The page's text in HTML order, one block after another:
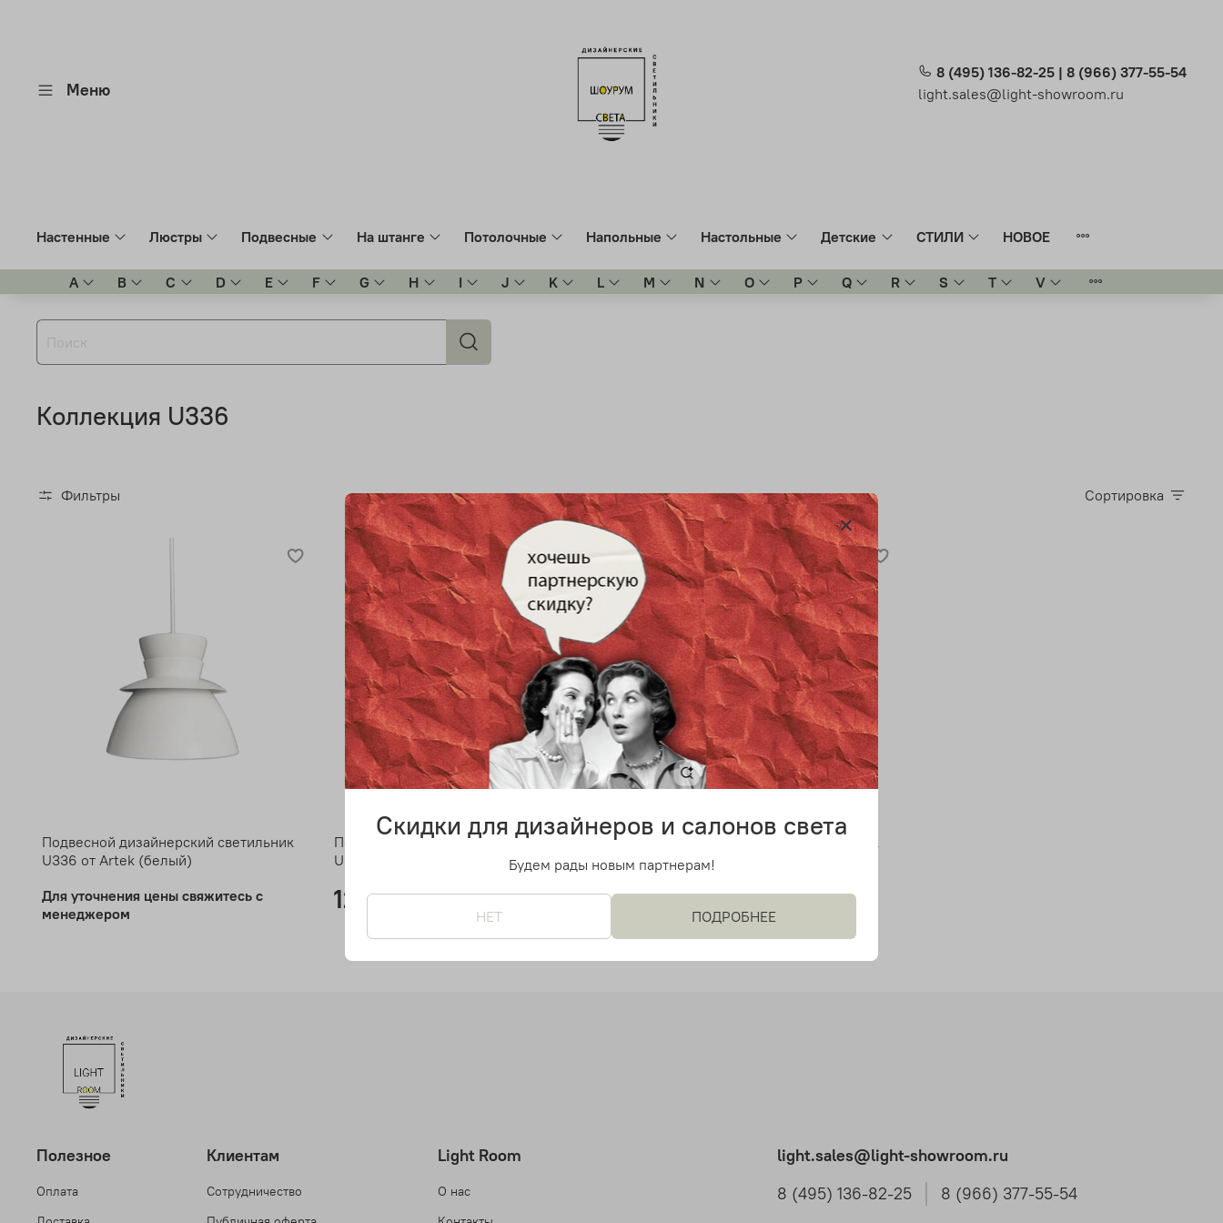
Меню
8 (495) 136-82-25 | 8 (966) 377-55-54
light.sales@light-showroom.ru
Настенные Люстры Подвесные На штанге Потолочные Напольные Настольные Детские СТИЛИ НОВОЕ
A B C D E F G H I J K L M N O P Q R S T V
Коллекция U336
Фильтры Сортировка
Подвесной дизайнерский светильник
U336 от Artek (белый)
Для уточнения цены свяжитесь с
менеджером
Подвесной дизайнерский светильник
U336 от Artek (серебряный)
12 700 руб
U336 от Artek (золотой)
12 700 руб
Полезное
Оплата
Клиентам
Сотрудничество
Light Room
О нас
light.sales@light-showroom.ru
8 (495) 136-82-25
8 (966) 377-55-54
Скидки для дизайнеров и салонов света
Будем рады новым партнерам!
НЕТ ПОДРОБНЕЕ